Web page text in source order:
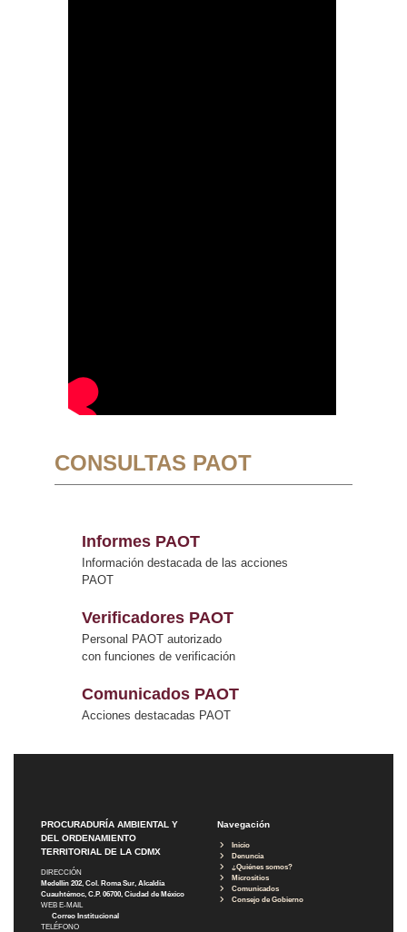
CONSULTAS PAOT
Informes PAOT
Información destacada de las acciones
PAOT
Verificadores PAOT
Personal PAOT autorizado
con funciones de verificación
Comunicados PAOT
Acciones destacadas PAOT
PROCURADURÍA AMBIENTAL Y
DEL ORDENAMIENTO
TERRITORIAL DE LA CDMX
DIRECCIÓN
Medellín 202, Col. Roma Sur, Alcaldía
Cuauhtémoc, C.P. 06700, Ciudad de México
WEB E-MAIL
Correo Institucional
TELÉFONO
Navegación
Inicio
Denuncia
¿Quiénes somos?
Micrositios
Comunicados
Consejo de Gobierno